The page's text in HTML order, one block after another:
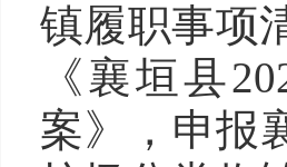
镇履职事项
《襄垣县
案》，申报